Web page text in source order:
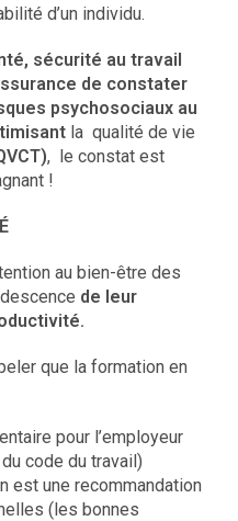
d’un individu.
sécurité au travail
de constater
psychosociaux au
la qualité de vie
, le constat est
!
au bien-être des
de leur
que la formation en
pour l’employeur
code du travail)
est une recommandation
(les bonnes